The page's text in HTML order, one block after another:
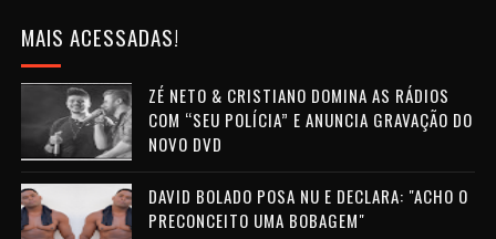
MAIS ACESSADAS!
ZÉ NETO & CRISTIANO DOMINA AS RÁDIOS
COM “SEU POLÍCIA” E ANUNCIA GRAVAÇÃO DO
NOVO DVD
DAVID BOLADO POSA NU E DECLARA: "ACHO O
PRECONCEITO UMA BOBAGEM"